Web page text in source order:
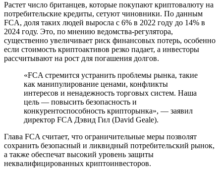
Растет число британцев, которые покупают криптовалюту на
потребительские кредиты, сетуют чиновники. По данным
FCA, доля таких людей выросла с 6% в 2022 году до 14% в
2024 году. Это, по мнению ведомства-регулятора,
существенно увеличивает риск финансовых потерь, особенно
если стоимость криптоактивов резко падает, а инвесторы
рассчитывают на рост для погашения долгов.
«FCA стремится устранить проблемы рынка, такие
как манипулирование ценами, конфликты
интересов и ненадежность торговых систем. Наша
цель — повысить безопасность и
конкурентоспособность крипторынка», — заявил
директор FCA Дэвид Гил (David Geale).
Глава FCA считает, что ограничительные меры позволят
сохранить безопасный и ликвидный потребительский рынок,
а также обеспечат высокий уровень защиты
неквалифицированных криптоинвесторов.